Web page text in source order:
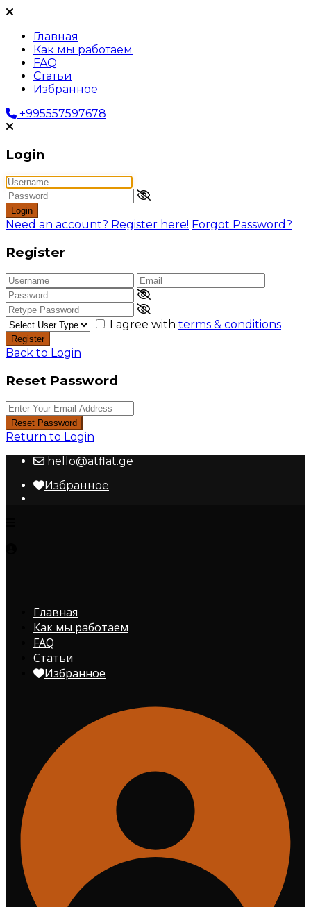
Главная
Как мы работаем
FAQ
Статьи
Избранное
+995557597678
Login
Login
Need an account? Register here! Forgot Password?
Register
I agree with terms & conditions
Register
Back to Login
Reset Password
Reset Password
Return to Login
hello@atflat.ge
Избранное
Главная
Как мы работаем
FAQ
Статьи
Избранное